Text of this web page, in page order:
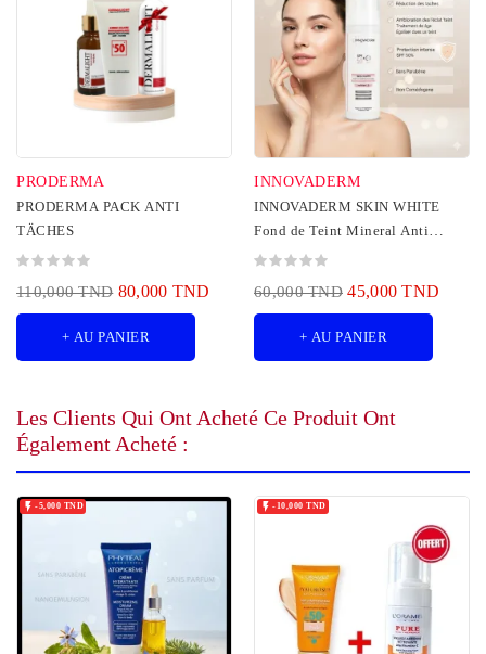
PRODERMA
PRODERMA PACK ANTI
TÄCHES
110,000 TND 80,000 TND
+ AU PANIER
INNOVADERM
INNOVADERM SKIN WHITE
Fond de Teint Mineral Anti
taches - meduim 1.5
60,000 TND 45,000 TND
+ AU PANIER
Les Clients Qui Ont Acheté Ce Produit Ont
Également Acheté :
 -5,000 TND -10,000 TND